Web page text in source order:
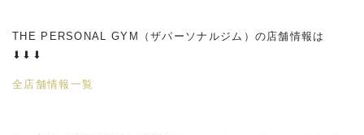
THE PERSONAL GYM（ザパーソナルジム）の店舗情報は
⬇︎⬇︎⬇︎
全店舗情報一覧